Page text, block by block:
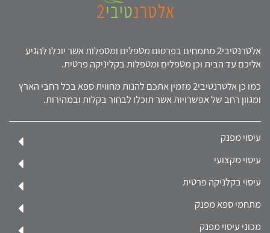
אלטרנטיבי2 מתמחים בפרסום מטפלים ומטפלות אשר יוכלו להגיע
אליכם עד הבית וכן מטפלים ומטפלות בקליניקה פרטית.
כמו כן אלטרנטיבי2 מזמין אתכם להנות מחווית ספא בכל רחבי הארץ
ומגוון רחב של אפשרויות אשר תוכלו לבחור בקלות ובמהירות.
עיסוי מפנק
עיסוי מקצועי
עיסוי בקלניקה פרטית
מתחמי ספא מפנק
מכוני עיסוי מפנק